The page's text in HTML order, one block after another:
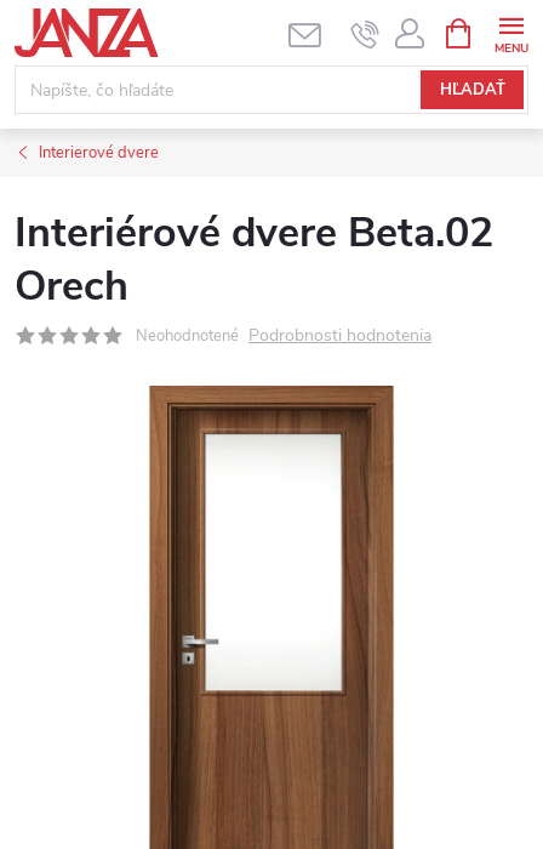
Prejsť na obsah
HĽADAŤ
Interierové dvere
Interiérové dvere Beta.02
Orech
Neohodnotené Podrobnosti hodnotenia